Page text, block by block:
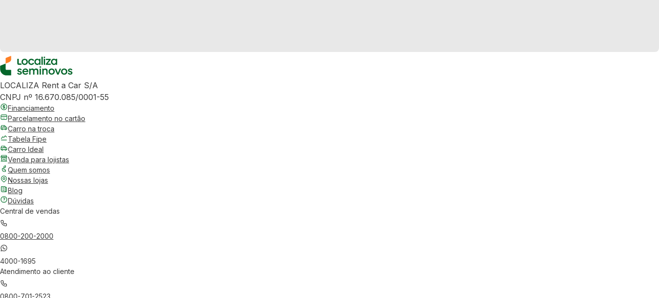
LOCALIZA Rent a Car S/A
CNPJ nº 16.670.085/0001-55
Financiamento
Parcelamento no cartão
Carro na troca
Tabela Fipe
Carro Ideal
Venda para lojistas
Quem somos
Nossas lojas
Blog
Dúvidas
Central de vendas
0800-200-2000
4000-1695
Atendimento ao cliente
0800-701-2523